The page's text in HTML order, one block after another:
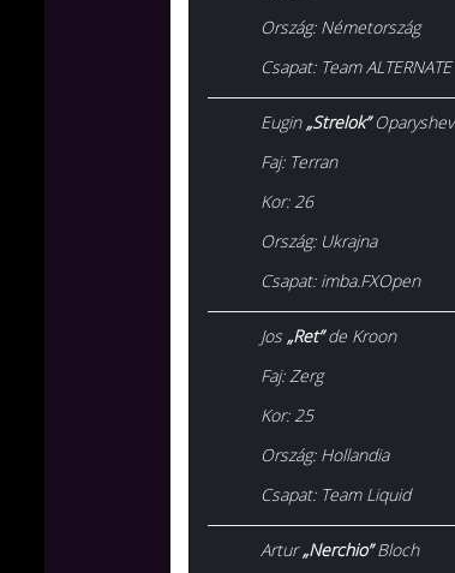
Ország: Németország
Csapat: Team ALTERNATE
Eugin „Strelok”Oparyshev
Faj: Terran
Kor: 26
Ország: Ukrajna
Csapat: imba.FXOpen
Jos „Ret”de Kroon
Faj: Zerg
Kor: 25
Ország:Hollandia
Csapat: Team Liquid
Artur„Nerchio”Bloch